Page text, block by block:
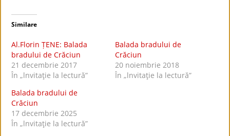
Similare
Al.Florin ȚENE: Balada
bradului de Crăciun
21 decembrie 2017
În „lnvitaţie la lectură”
Balada bradului de
Crăciun
20 noiembrie 2018
În „lnvitaţie la lectură”
Balada bradului de
Crăciun
17 decembrie 2025
În „lnvitaţie la lectură”